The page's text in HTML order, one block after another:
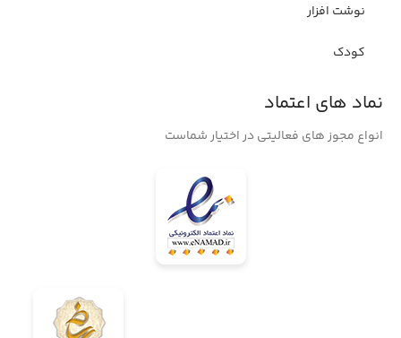
نوشت افزار
کودک
نماد های اعتماد
انواع مجوز های فعالیتی در اختیار شماست